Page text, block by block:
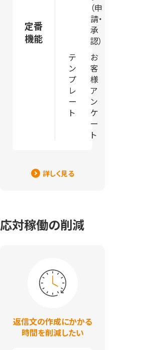
定番
機能
（申
請・
承
認）
テ
ン
プ
レ
ー
ト
お
客
様
ア
ン
ケ
ー
ト
詳しく見る
応対稼働の削減
返信文の作成にかかる
時間を削減したい